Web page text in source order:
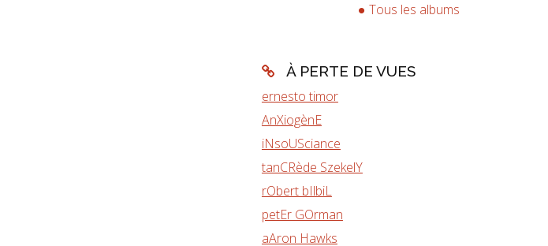
Tous les albums
À PERTE DE VUES
ernesto timor
AnXiogènE
iNsoUSciance
tanCRède SzekelY
rObert bIlbiL
petEr GOrman
aAron Hawks